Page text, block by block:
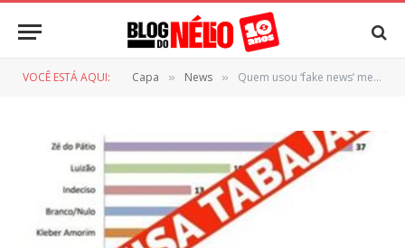
VOCÊ ESTÁ AQUI: Capa » News » Quem usou ‘fake news’ mesmo?